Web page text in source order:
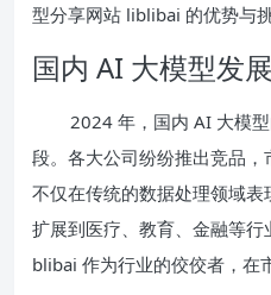
型分享网站 liblibai 的优势与挑
国内 AI 大模型发
2024 年，国内 AI 大模
段。各大公司纷纷推出竞品
不仅在传统的数据处理领域
扩展到医疗、教育、金融等
blibai 作为行业的佼佼者，在